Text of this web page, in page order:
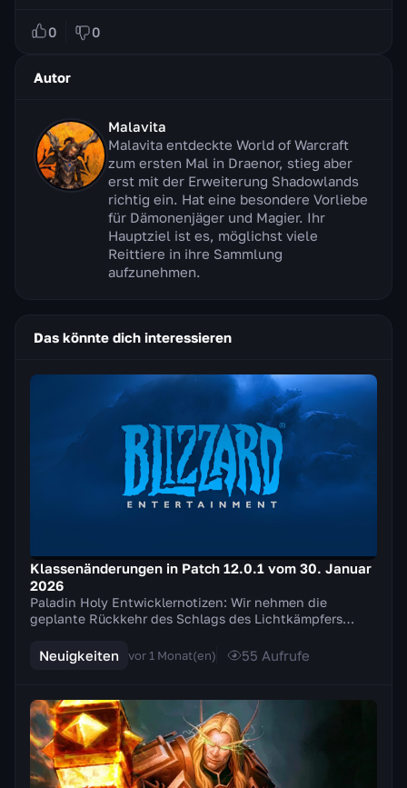
0 0
Autor
Malavita
Malavita entdeckte World of Warcraft
zum ersten Mal in Draenor, stieg aber
erst mit der Erweiterung Shadowlands
richtig ein. Hat eine besondere Vorliebe
für Dämonenjäger und Magier. Ihr
Hauptziel ist es, möglichst viele
Reittiere in ihre Sammlung
aufzunehmen.
Das könnte dich interessieren
Klassenänderungen in Patch 12.0.1 vom 30. Januar
2026
Paladin Holy Entwicklernotizen: Wir nehmen die
geplante Rückkehr des Schlags des Lichtkämpfers
an de...
Neuigkeiten vor 1 Monat(en) 55 Aufrufe